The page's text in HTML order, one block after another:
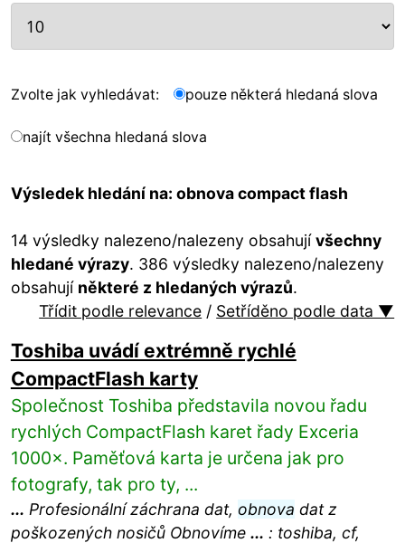
Zvolte jak vyhledávat: pouze některá hledaná slova
najít všechna hledaná slova
Výsledek hledání na: obnova compact flash
14 výsledky nalezeno/nalezeny obsahujívšechny
hledané výrazy. 386 výsledky nalezeno/nalezeny
obsahují některé z hledaných výrazů.
Třídit podle relevance / Setříděno podle data ▼
Toshiba uvádí extrémně rychlé
CompactFlash karty
Společnost Toshiba představila novou řadu
rychlých CompactFlash karet řady Exceria
1000×. Paměťová karta je určena jak pro
fotografy, tak pro ty, ...
... Profesionální záchrana dat, obnova dat z
poškozených nosičů Obnovíme ... : toshiba, cf,